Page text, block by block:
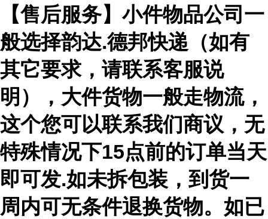
【售后服务】小件物品公司一
般选择韵达.德邦快递（如有
其它要求，请联系客服说
明），大件货物一般走物流，
这个您可以联系我们商议，无
特殊情况下15点前的订单当天
即可发.如未拆包装，到货一
周内可无条件退换货物。如已